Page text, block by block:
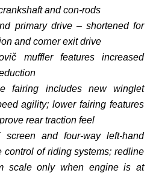
and con-rods
primary drive – shortened for
and corner exit drive
muffler features increased
fairing includes new winglet
agility; lower fairing features
rear traction feel
and four-way left-hand
control of riding systems; redline
scale only when engine is at